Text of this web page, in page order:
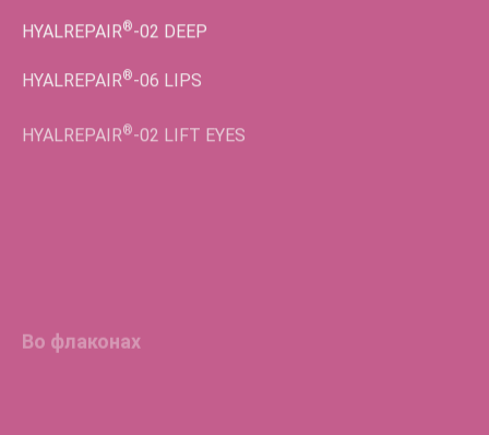
HYALREPAIR®-02 DEEP
HYALREPAIR®-06 LIPS
HYALREPAIR ®-05